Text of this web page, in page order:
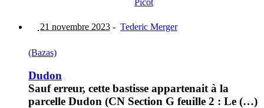
Picòt
21 novembre 2023 - Tederic Merger
(Bazas)
Dudon
Sauf erreur, cette bastisse appartenait à la
parcelle Dudon (CN Section G feuille 2 : Le (…)